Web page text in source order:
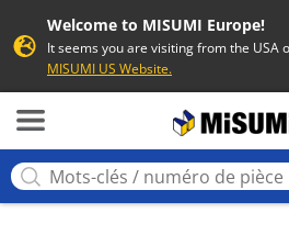
Welcome to MISUMI Europe!
It seems you are visiting from the USA
MISUMI US Website.